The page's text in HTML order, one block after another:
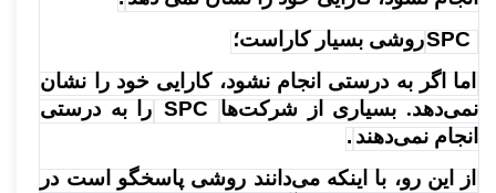
SPCروشی بسیار کاراست؛
اما اگر به درستی انجام نشود، کارایی خود را نشان
نمی‌دهد. بسیاری از شرکت‌ها
SPC را به درستی
انجام نمی‌دهند .
از این رو، با اینکه می‌دانند روشی پاسخگو است در